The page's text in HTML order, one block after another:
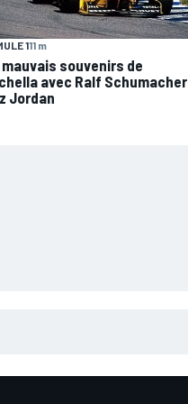
111 m
souvenirs de
avec Ralf Schumacher
Jordan